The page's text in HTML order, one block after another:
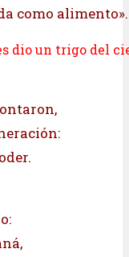
como alimento».
dio un trigo del